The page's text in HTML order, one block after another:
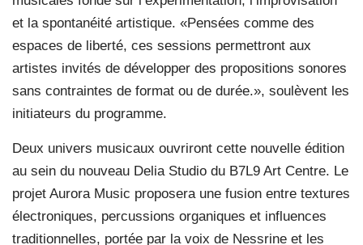
et la spontanéité artistique. «Pensées comme des
espaces de liberté, ces sessions permettront aux
artistes invités de développer des propositions sonores
sans contraintes de format ou de durée.», soulèvent les
initiateurs du programme.
Deux univers musicaux ouvriront cette nouvelle édition
au sein du nouveau Delia Studio du B7L9 Art Centre. Le
projet Aurora Music proposera une fusion entre textures
électroniques, percussions organiques et influences
traditionnelles, portée par la voix de Nessrine et les